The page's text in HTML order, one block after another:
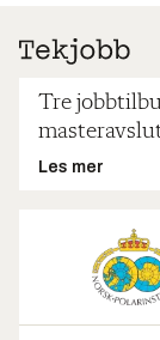
Tre
Les mer